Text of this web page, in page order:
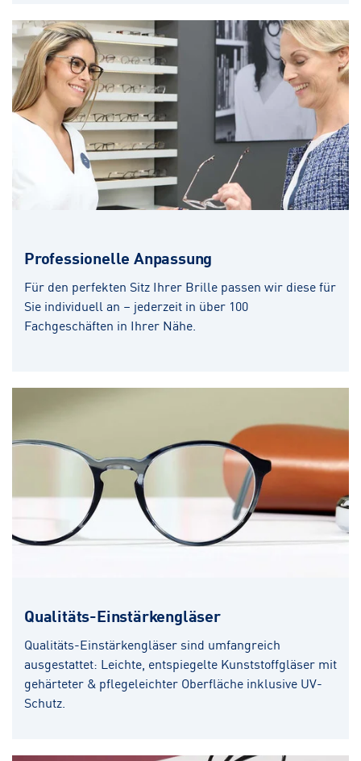
Professionelle Anpassung
Für den perfekten Sitz Ihrer Brille passen wir diese für
Sie individuell an – jederzeit in über 100
Fachgeschäften in Ihrer Nähe.
Qualitäts-Einstärkengläser
Qualitäts-Einstärkengläser sind umfangreich
ausgestattet: Leichte, entspiegelte Kunststoffgläser mit
gehärteter & pflegeleichter Oberfläche inklusive UV-
Schutz.